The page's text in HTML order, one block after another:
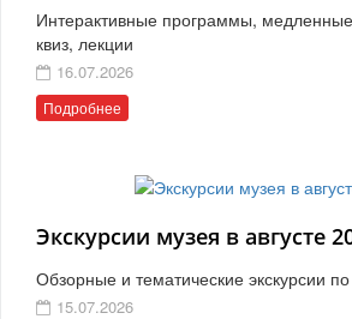
Интерактивные программы,
квиз, лекции
16.07.2026
Подробнее
Экскурсии музея в августе
Обзорные и тематические экскурсии
15.07.2026